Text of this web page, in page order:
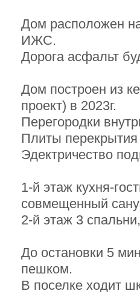
Дом расположен
ИЖС.
Дорога асфальт
Дом построен из
проект) в 2023г.
Перегородки
Плиты
Эдектричество
1-й этаж кухня-
cовмeщeнный
2-й этаж 3
До остановки 5
пешком.
В поселке ходит